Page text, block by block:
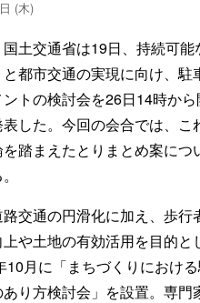
(木)
国土交通省は19日、持続可能
と都市交通の実現に向け、駐
トの検討会を26日14時から
した。今回の会合では、こ
を踏まえたとりまとめ案につ
交通の円滑化に加え、歩行
や土地の有効活用を目的と
10月に「まちづくりにおけ
り方検討会」を設置。専